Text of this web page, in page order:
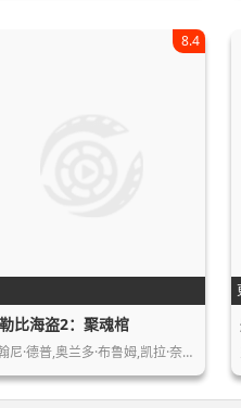
8.4
比海盗2：聚魂棺
尼·德普,奥兰多·布鲁姆,凯拉·奈…